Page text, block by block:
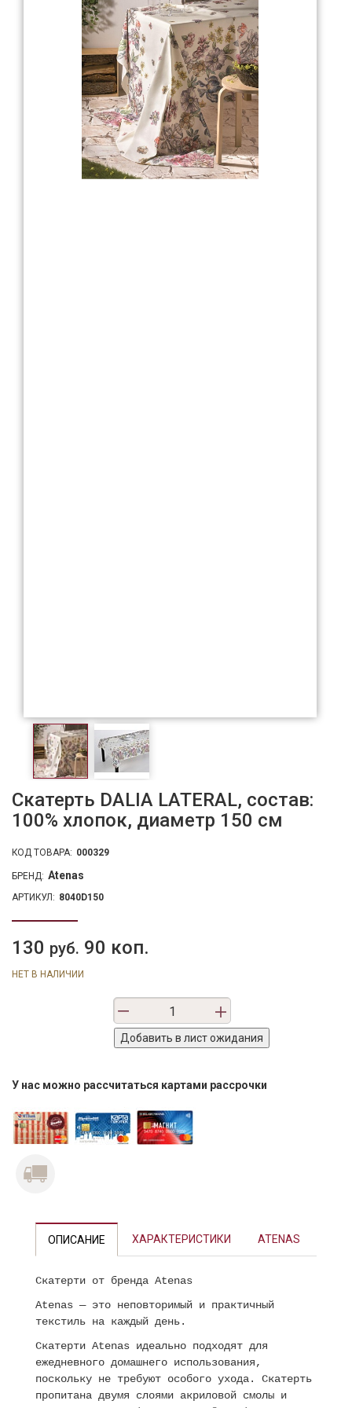
Скатерть DALIA LATERAL, состав:
100% хлопок, диаметр 150 см
КОД ТОВАРА: 000329
БРЕНД: Atenas
АРТИКУЛ: 8040D150
130 руб. 90 коп.
НЕТ В НАЛИЧИИ
У нас можно рассчитаться картами рассрочки
ОПИСАНИЕ ХАРАКТЕРИСТИКИ ATENAS
Скатерти от бренда Atenas
Atenas — это неповторимый и практичный
текстиль на каждый день.
Скатерти Atenas идеально подходят для
ежедневного домашнего использования,
поскольку не требуют особого ухода. Скатерть
пропитана двумя слоями акриловой смолы и